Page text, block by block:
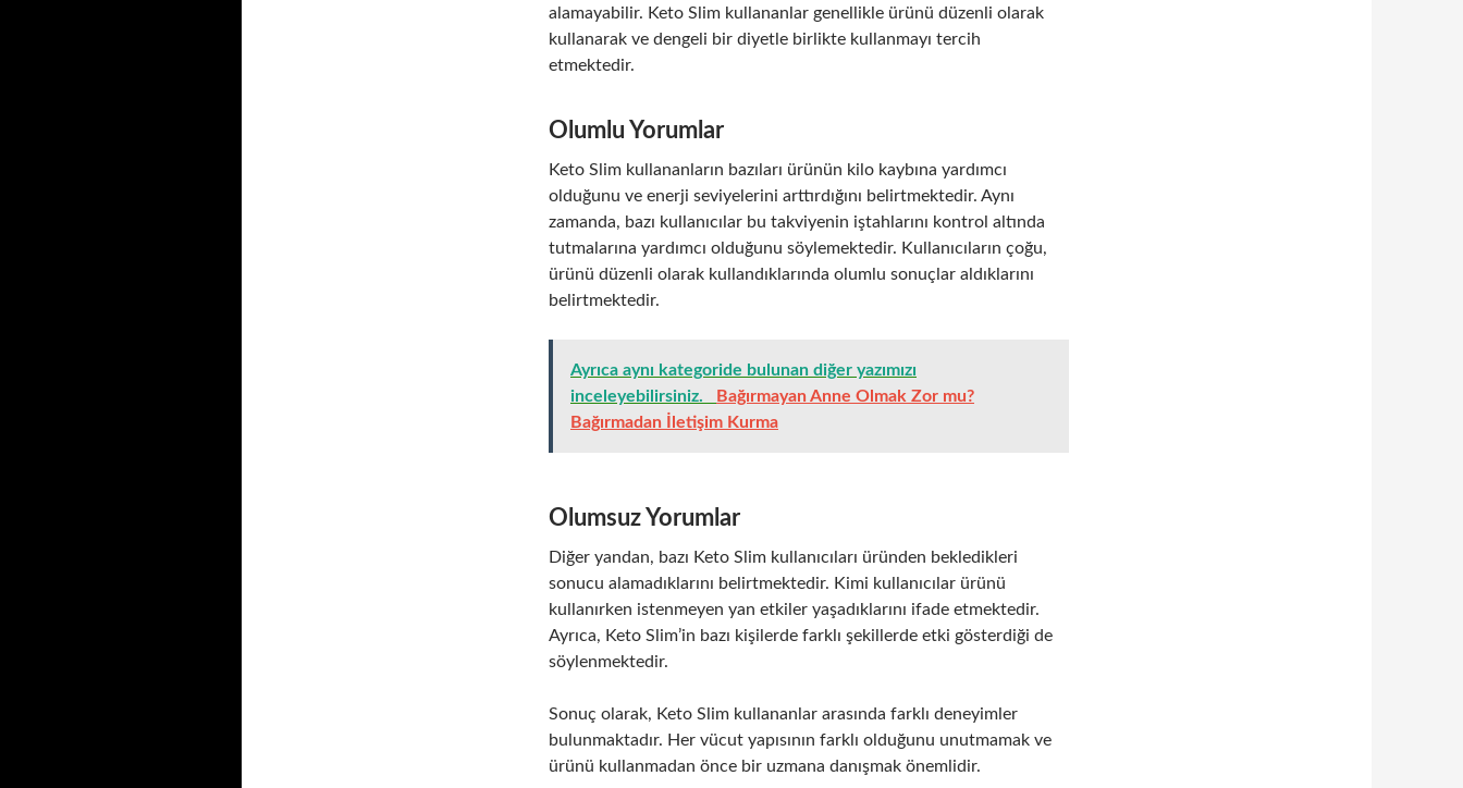
alamayabilir. Keto Slim kullananlar genellikle ürünü düzenli olarak
kullanarak ve dengeli bir diyetle birlikte kullanmayı tercih
etmektedir.
Olumlu Yorumlar
Keto Slim kullananların bazıları ürünün kilo kaybına yardımcı
olduğunu ve enerji seviyelerini arttırdığını belirtmektedir. Aynı
zamanda, bazı kullanıcılar bu takviyenin iştahlarını kontrol altında
tutmalarına yardımcı olduğunu söylemektedir. Kullanıcıların çoğu,
ürünü düzenli olarak kullandıklarında olumlu sonuçlar aldıklarını
belirtmektedir.
Ayrıca aynı kategoride bulunan diğer yazımızı
inceleyebilirsiniz.
Bağırmayan Anne Olmak Zor mu?
Bağırmadan İletişim Kurma
Olumsuz Yorumlar
Diğer yandan, bazı Keto Slim kullanıcıları üründen bekledikleri
sonucu alamadıklarını belirtmektedir. Kimi kullanıcılar ürünü
kullanırken istenmeyen yan etkiler yaşadıklarını ifade etmektedir.
Ayrıca, Keto Slim’in bazı kişilerde farklı şekillerde etki gösterdiği de
söylenmektedir.
Sonuç olarak, Keto Slim kullananlar arasında farklı deneyimler
bulunmaktadır. Her vücut yapısının farklı olduğunu unutmamak ve
ürünü kullanmadan önce bir uzmana danışmak önemlidir.